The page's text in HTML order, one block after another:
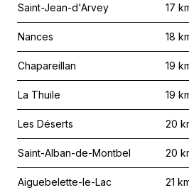
Saint-Jean-d'Arvey 17
Nances 18
Chapareillan 19
La Thuile 19
Les Déserts 20
Saint-Alban-de-Montbel 20
Aiguebelette-le-Lac 21